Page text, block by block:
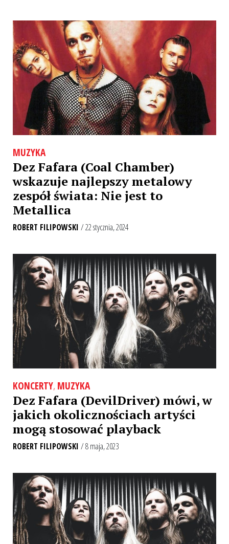
MUZYKA
Dez Fafara (Coal Chamber)
wskazuje najlepszy metalowy
zespół świata: Nie jest to
Metallica
ROBERT FILIPOWSKI / 22 stycznia, 2024
KONCERTY, MUZYKA
Dez Fafara (DevilDriver) mówi, w
jakich okolicznościach artyści
mogą stosować playback
ROBERT FILIPOWSKI / 8 maja, 2023